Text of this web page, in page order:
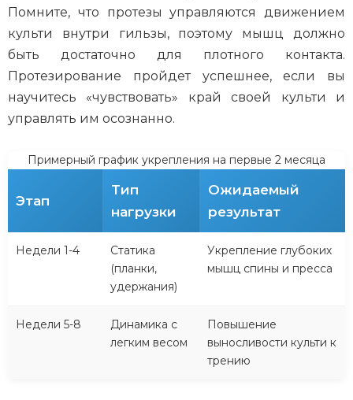
Помните, что протезы управляются движением
культи внутри гильзы, поэтому мышц должно
быть достаточно для плотного контакта.
Протезирование пройдет успешнее, если вы
научитесь «чувствовать» край своей культи и
управлять им осознанно.
Примерный график укрепления на первые 2 месяца
Этап
Тип
нагрузки
Ожидаемый
результат
Недели 1-4
Статика
(планки,
удержания)
Укрепление глубоких
мышц спины и пресса
Недели 5-8
Динамика с
легким весом
Повышение
выносливости культи к
трению